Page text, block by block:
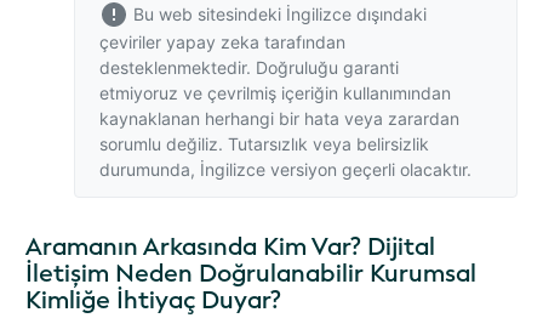
Bu web sitesindeki İngilizce dışındaki
çeviriler yapay zeka tarafından
desteklenmektedir. Doğruluğu garanti
etmiyoruz ve çevrilmiş içeriğin kullanımından
kaynaklanan herhangi bir hata veya zarardan
sorumlu değiliz. Tutarsızlık veya belirsizlik
durumunda, İngilizce versiyon geçerli olacaktır.
Aramanın Arkasında Kim Var? Dijital
İletişim Neden Doğrulanabilir Kurumsal
Kimliğe İhtiyaç Duyar?